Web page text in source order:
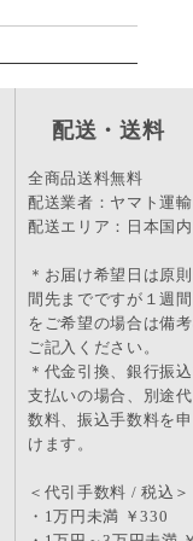
配送・送料
全商品送料無料
配送業者：ヤマト運輸
配送エリア：日本国内
＊お届け希望日は原
間先までですが１週
をご希望の場合は備
ご記入ください。
＊代金引換、銀行振
支払いの場合、別途
数料、振込手数料を
けます。
＜代引手数料 / 税込＞
・1万円未満 ￥330